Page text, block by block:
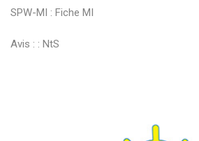
SPW-MI : Fiche MI
Avis : : NtS